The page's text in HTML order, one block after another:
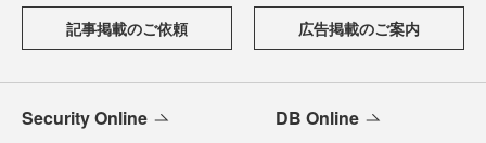
記事掲載のご依頼 広告掲載のご案内
Security Online DB Online